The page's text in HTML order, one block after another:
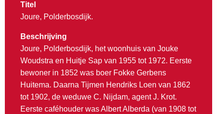
Titel
Joure, Polderbosdijk.
Beschrijving
Joure, Polderbosdijk, het woonhuis van Jouke
Woudstra en Huitje Sap van 1955 tot 1972. Eerste
bewoner in 1852 was boer Fokke Gerbens
Huitema. Daarna Tijmen Hendriks Loen van 1862
tot 1902, de weduwe C. Nijdam, agent J. Krot.
Eerste caféhouder was Albert Alberda (van 1908 tot